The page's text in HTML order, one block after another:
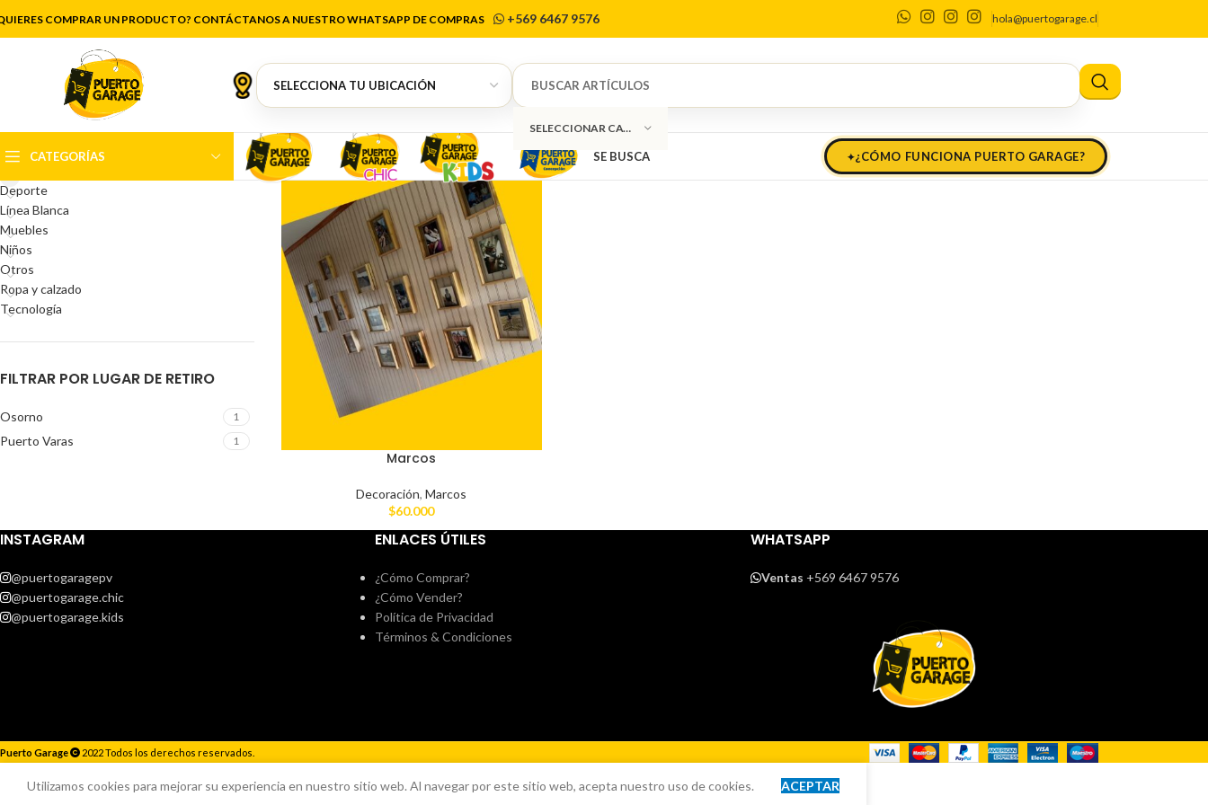
COMPRAR UN PRODUCTO? CONTÁCTANOS A NUESTRO WHATSAPP DE COMPRAS +569 6467 9576 hola@puertogarage.cl
SELECCIONAR CATEGORÍA
CATEGORÍAS SE BUSCA ¿CÓMO FUNCIONA PUERTO GARAGE?
Marcos
CATEGORÍAS DEL PRODUCTO
Antigüedades
Artículos de cocina
Belleza
Deporte
Línea Blanca
Muebles
Niños
Otros
Ropa y calzado
Tecnología
FILTRAR POR LUGAR DE RETIRO
Osorno 1
Puerto Varas 1
Marcos
Decoración,Marcos
$60.000
INSTAGRAM
@puertogaragepv
@puertogarage.chic
@puertogarage.kids
ENLACES ÚTILES
¿Cómo Comprar?
¿Cómo Vender?
Política de Privacidad
Términos & Condiciones
WHATSAPP
Ventas +569 6467 9576
Puerto Garage 2022 Todos los derechos reservados.
Utilizamos cookies para mejorar su experiencia en nuestro sitio web. Al navegar por este sitio web, acepta nuestro uso de cookies. ACEPTAR